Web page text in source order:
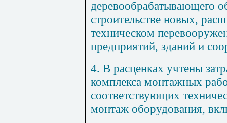
деревообрабатывающего
строительстве новых,
техническом
предприятий, зданий и
4. В расценках учтены
комплекса монтажных
соответствующих
монтаж оборудования,